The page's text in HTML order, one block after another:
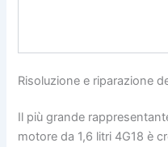
Risoluzione e riparazione
Il più grande
motore da 1,6 litri 4G18 è